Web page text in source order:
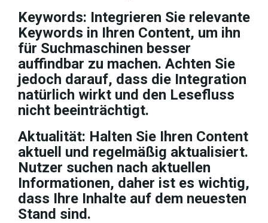
Keywords: Integrieren Sie relevante
Keywords in Ihren Content, um ihn
für Suchmaschinen besser
auffindbar zu machen. Achten Sie
jedoch darauf, dass die Integration
natürlich wirkt und den Lesefluss
nicht beeinträchtigt.
Aktualität: Halten Sie Ihren Content
aktuell und regelmäßig aktualisiert.
Nutzer suchen nach aktuellen
Informationen, daher ist es wichtig,
dass Ihre Inhalte auf dem neuesten
Stand sind.